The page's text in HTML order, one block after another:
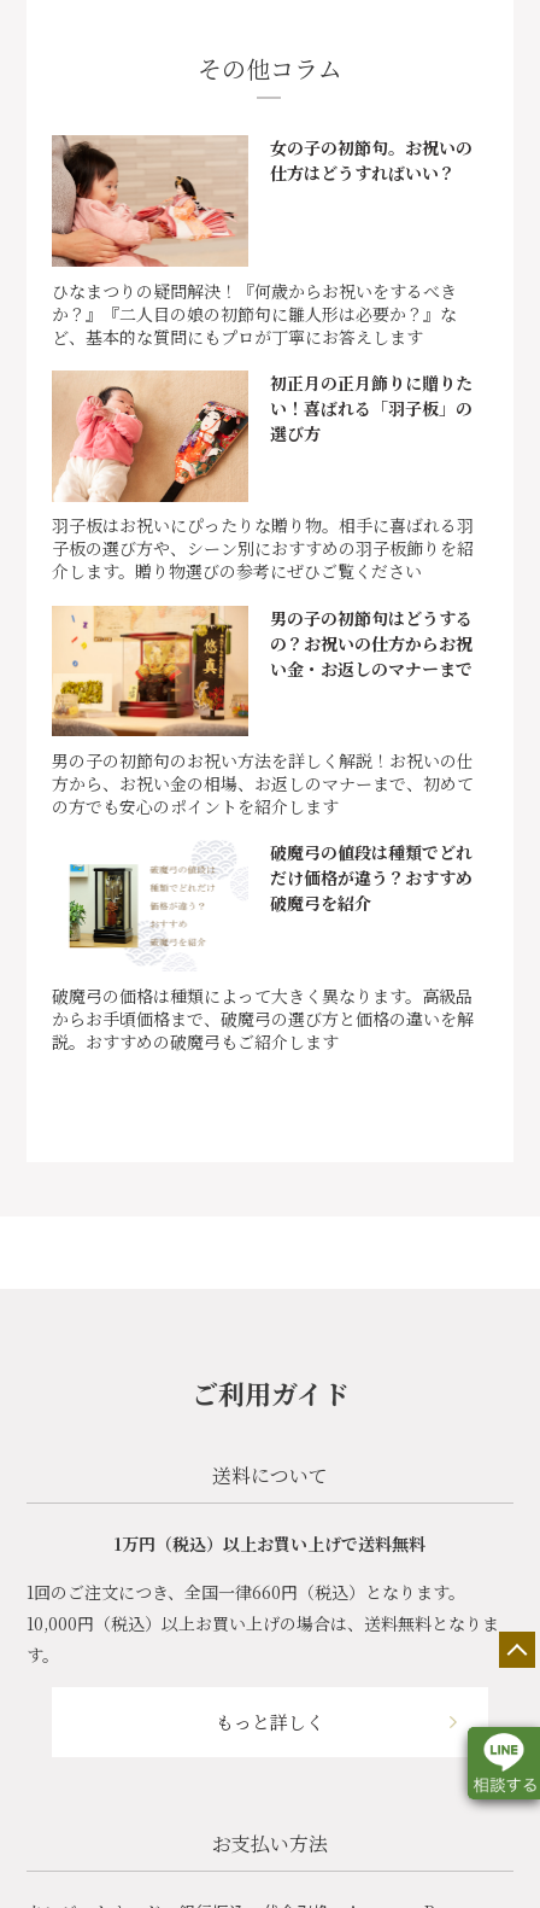
その他コラム
女の子の初節句。お祝いの
仕方はどうすればいい？
ひなまつりの疑問解決！『何歳からお祝いをするべき
か？』『二人目の娘の初節句に雛人形は必要か？』な
ど、基本的な質問にもプロが丁寧にお答えします
初正月の正月飾りに贈りた
い！喜ばれる「羽子板」の
選び方
羽子板はお祝いにぴったりな贈り物。相手に喜ばれる羽
子板の選び方や、シーン別におすすめの羽子板飾りを紹
介します。贈り物選びの参考にぜひご覧ください
男の子の初節句はどうする
の？お祝いの仕方からお祝
い金・お返しのマナーまで
男の子の初節句のお祝い方法を詳しく解説！お祝いの仕
方から、お祝い金の相場、お返しのマナーまで、初めて
の方でも安心のポイントを紹介します
破魔弓の値段は種類でどれ
だけ価格が違う？おすすめ
破魔弓を紹介
破魔弓の価格は種類によって大きく異なります。高級品
からお手頃価格まで、破魔弓の選び方と価格の違いを解
説。おすすめの破魔弓もご紹介します
ご利用ガイド
送料について
1万円（税込）以上お買い上げで送料無料
1回のご注文につき、全国一律660円（税込）となります。
10,000円（税込）以上お買い上げの場合は、送料無料となりま
す。
もっと詳しく
お支払い方法